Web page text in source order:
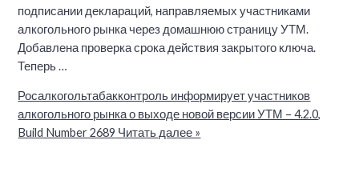
подписании деклараций, направляемых участниками
алкогольного рынка через домашнюю страницу УТМ.
Добавлена проверка срока действия закрытого ключа.
Теперь …
Росалкогольтабакконтроль информирует участников
алкогольного рынка о выходе новой версии УТМ – 4.2.0,
Build Number 2689 Читать далее »